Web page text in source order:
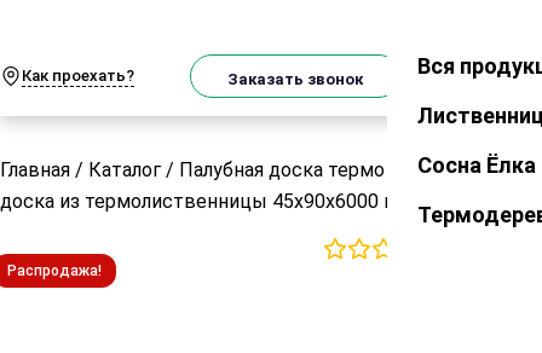
Как проехать? Заказать звонок Закрыть
Вся
Сосна Ёлка
Главная / Каталог / Палубная доска термо
Палубная
доска из термолиственницы 45х90х6000 мм сорт Прима
Распродажа!